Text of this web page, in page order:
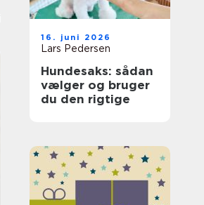
16. juni 2026
Lars Pedersen
Hundesaks: sådan
vælger og bruger
du den rigtige